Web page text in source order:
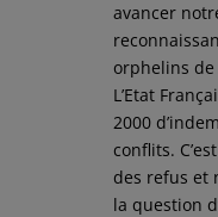
avancer
orphelins
L’Etat
2000
conflits.
des refus et
la question